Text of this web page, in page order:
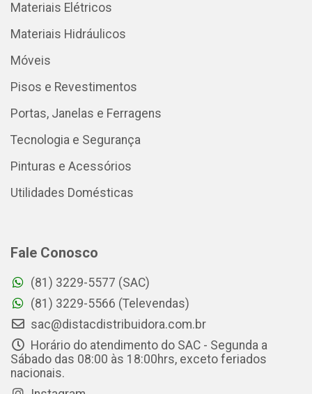
Materiais Elétricos
Materiais Hidráulicos
Móveis
Pisos e Revestimentos
Portas, Janelas e Ferragens
Tecnologia e Segurança
Pinturas e Acessórios
Utilidades Domésticas
Fale Conosco
(81) 3229-5577 (SAC)
(81) 3229-5566 (Televendas)
sac@distacdistribuidora.com.br
Horário do atendimento do SAC - Segunda a
Sábado das 08:00 às 18:00hrs, exceto feriados
nacionais.